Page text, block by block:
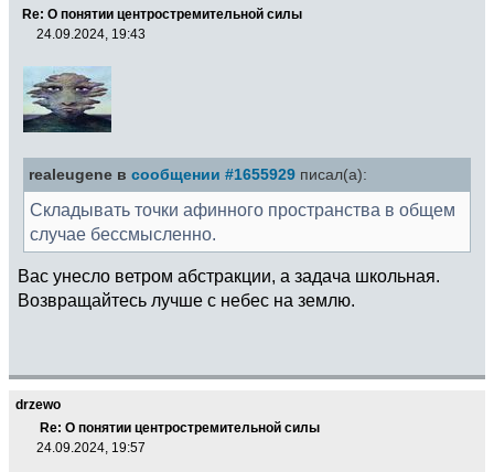
Re: О понятии центростремительной силы
24.09.2024, 19:43
realeugene в сообщении #1655929 писал(а):
Складывать точки афинного пространства в общем
случае бессмысленно.
Вас унесло ветром абстракции, а задача школьная.
Возвращайтесь лучше с небес на землю.
drzewo
Re: О понятии центростремительной силы
24.09.2024, 19:57